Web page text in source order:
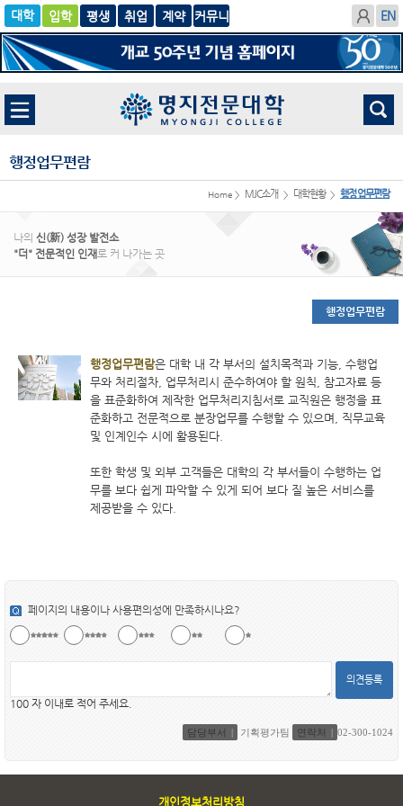
입학
글로
벌
평생 취업
계
약
행정업무편람
Home > MJC소개 > 대학현황 > 행정업무편람
나의 신(新) 성장 발전소
"더" 전문적인 인재로 커 나가는 곳
행정업무편람
행정업무편람은 대학 내 각 부서의 설치목적과 기능, 수행업
무와 처리절차, 업무처리시 준수하여야 할 원칙, 참고자료 등
을 표준화하여 제작한 업무처리지침서로 교직원은 행정을 표
준화하고 전문적으로 분장업무를 수행할 수 있으며, 직무교육
및 인계인수 시에 활용된다.
또한 학생 및 외부 고객들은 대학의 각 부서들이 수행하는 업
무를 보다 쉽게 파악할 수 있게 되어 보다 질 높은 서비스를
제공받을 수 있다.
페이지의 내용이나 사용편의성에 만족하시나요?
의견등록
100 자 이내로 적어 주세요.
담당부서 기획평가팀 연락처 02-300-1024
개인정보처리방침